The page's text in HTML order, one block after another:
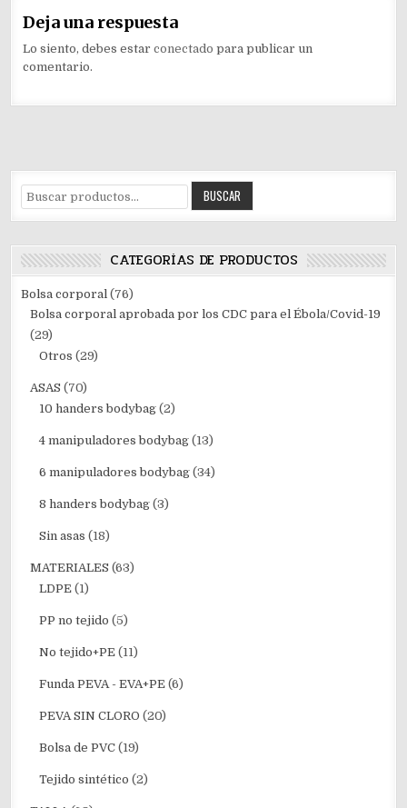
Deja una respuesta
Lo siento, debes estarconectado para publicar un
comentario.
Buscar
por:
BUSCAR
CATEGORÍAS DE PRODUCTOS
Bolsa corporal (76)
Bolsa corporal aprobada por los CDC para el Ébola/Covid-19
(29)
Otros (29)
ASAS (70)
10 handers bodybag (2)
4 manipuladores bodybag (13)
6 manipuladores bodybag (34)
8 handers bodybag (3)
Sin asas (18)
MATERIALES (63)
LDPE (1)
PP no tejido (5)
No tejido+PE (11)
Funda PEVA - EVA+PE (6)
PEVA SIN CLORO (20)
Bolsa de PVC (19)
Tejido sintético (2)